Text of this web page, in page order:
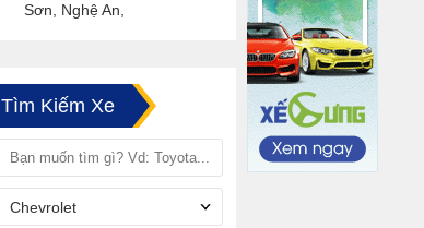
Sơn, Nghệ An,
Tìm Kiếm Xe
Chevrolet